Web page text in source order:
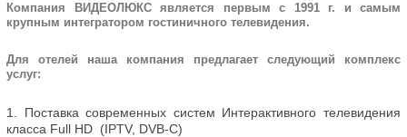
Компания ВИДЕОЛЮКС является первым с 1991 г. и самым
крупным интегратором гостиничного телевидения.
Для отелей наша компания предлагает следующий комплекс
услуг:
Поставка современных систем Интерактивного телевидения
класса Full HD (IPTV, DVB-C)